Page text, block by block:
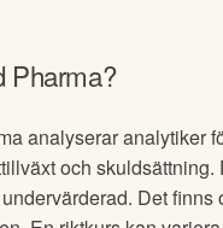
Pharma?
analyserar analytiker
och skuldsättning.
Det